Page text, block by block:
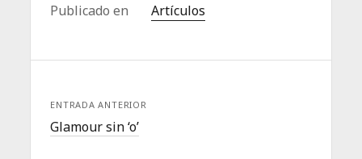
Publicado en Artículos
ENTRADA ANTERIOR
Glamour sin ‘o’